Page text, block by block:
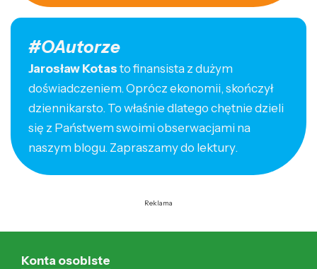
#OAutorze
Jarosław Kotas to finansista z dużym
doświadczeniem. Oprócz ekonomii, skończył
dziennikarsto. To właśnie dlatego chętnie dzieli
się z Państwem swoimi obserwacjami na
naszym blogu. Zapraszamy do lektury.
Reklama
Konta osobiste